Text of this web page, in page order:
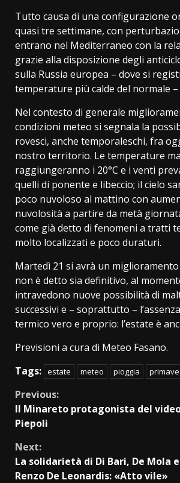
Tutto causa di una configurazione
quasi tre settimane, con
entrano nel Mediterraneo con la
grazie alla disposizione degli
sulla Russia europea – dove si
temperature più calde del normale –
Nel contesto di generale
condizioni meteo si segnala la
rovesci, anche temporaleschi, fra
nostro territorio. Le temperature
raggiungeranno i 20°C e i venti
quelli di ponente e libeccio; il cielo
poco nuvoloso al mattino con
nuvolosità a partire da metà
come già detto di fenomeni a tratti
molto localizzati e poco duraturi.
Martedì 21 si avrà un
non è detto sia definitivo, al
intravedono nuove possibilità di
successivi e – soprattutto –
termico vero e proprio: l’estate è
Previsioni a cura di Meteo Fasano.
Tags: estate meteo pioggia
Continue
Reading
Previous:
Il Minareto protagonista del
Piepoli
Next:
La solidarietà di Di Bari, De Mola
Renzo De Leonardis: «Atto vile»